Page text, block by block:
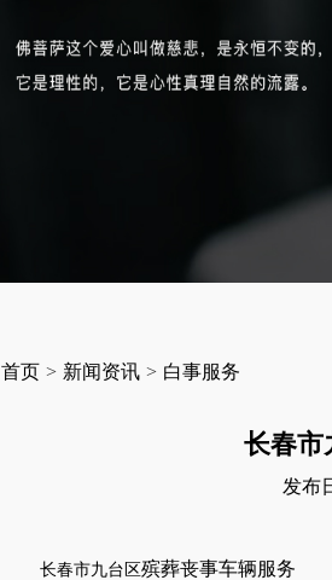
首页 > 新闻资讯 > 白事服务
长春市
发布
长春市九台区殡葬丧事车辆服务